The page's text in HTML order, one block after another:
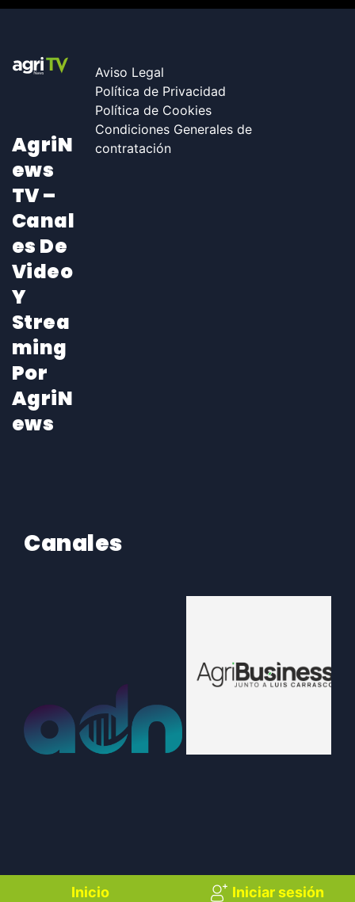
Inicio Iniciar sesión
AgriN
Ews
TV –
Canal
Es De
Video
Y
Strea
Ming
Por
AgriN
Ews
Aviso Legal
Política de Privacidad
Política de Cookies
Condiciones Generales de
contratación
Canales